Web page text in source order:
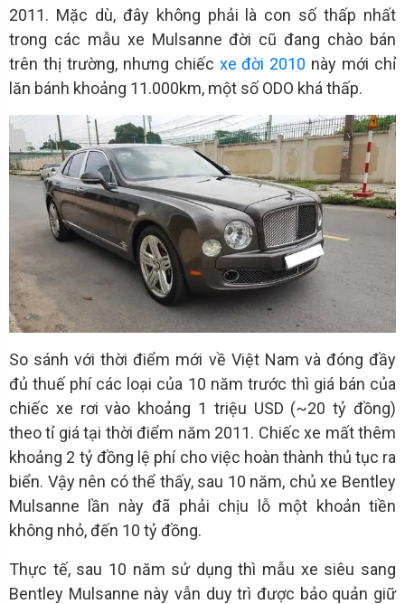
2011. Mặc dù, đây không phải là con số thấp nhất
trong các mẫu xe Mulsanne đời cũ đang chào bán
trên thị trường, nhưng chiếc xe đời 2010 này mới chỉ
lăn bánh khoảng 11.000km, một số ODO khá thấp.
So sánh với thời điểm mới về Việt Nam và đóng đầy
đủ thuế phí các loại của 10 năm trước thì giá bán của
chiếc xe rơi vào khoảng 1 triệu USD (~20 tỷ đồng)
theo tỉ giá tại thời điểm năm 2011. Chiếc xe mất thêm
khoảng 2 tỷ đồng lệ phí cho việc hoàn thành thủ tục ra
biển. Vậy nên có thể thấy, sau 10 năm, chủ xe Bentley
Mulsanne lần này đã phải chịu lỗ một khoản tiền
không nhỏ, đến 10 tỷ đồng.
Thực tế, sau 10 năm sử dụng thì mẫu xe siêu sang
Bentley Mulsanne này vẫn duy trì được bảo quản giữ